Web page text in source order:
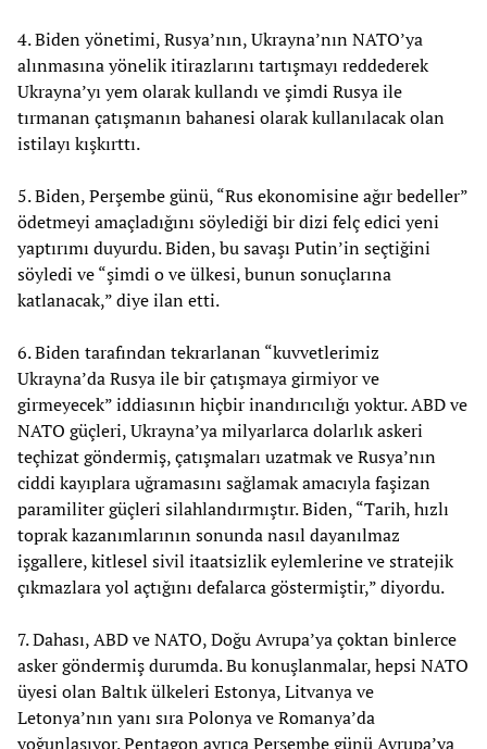
4. Biden yönetimi, Rusya’nın, Ukrayna’nın NATO’ya
alınmasına yönelik itirazlarını tartışmayı reddederek
Ukrayna’yı yem olarak kullandı ve şimdi Rusya ile
tırmanan çatışmanın bahanesi olarak kullanılacak olan
istilayı kışkırttı.
5. Biden, Perşembe günü, “Rus ekonomisine ağır bedeller”
ödetmeyi amaçladığını söylediği bir dizi felç edici yeni
yaptırımı duyurdu. Biden, bu savaşı Putin’in seçtiğini
söyledi ve “şimdi o ve ülkesi, bunun sonuçlarına
katlanacak,” diye ilan etti.
6. Biden tarafından tekrarlanan “kuvvetlerimiz
Ukrayna’da Rusya ile bir çatışmaya girmiyor ve
girmeyecek” iddiasının hiçbir inandırıcılığı yoktur. ABD ve
NATO güçleri, Ukrayna’ya milyarlarca dolarlık askeri
teçhizat göndermiş, çatışmaları uzatmak ve Rusya’nın
ciddi kayıplara uğramasını sağlamak amacıyla faşizan
paramiliter güçleri silahlandırmıştır. Biden, “Tarih, hızlı
toprak kazanımlarının sonunda nasıl dayanılmaz
işgallere, kitlesel sivil itaatsizlik eylemlerine ve stratejik
çıkmazlara yol açtığını defalarca göstermiştir,” diyordu.
7. Dahası, ABD ve NATO, Doğu Avrupa’ya çoktan binlerce
asker göndermiş durumda. Bu konuşlanmalar, hepsi NATO
üyesi olan Baltık ülkeleri Estonya, Litvanya ve
Letonya’nın yanı sıra Polonya ve Romanya’da
yoğunlaşıyor. Pentagon ayrıca Perşembe günü Avrupa’ya